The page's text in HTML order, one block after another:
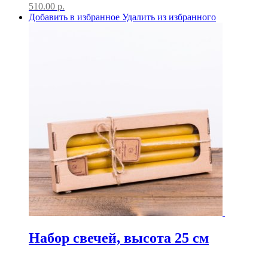
510.00 р.
Добавить в избранное Удалить из избранного
Набор свечей, высота 25 см